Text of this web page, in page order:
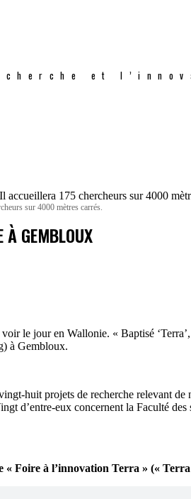
et
sur 4000 mètres carrés.
À GEMBLOUX
le jour en Wallonie. « Baptisé
à Gembloux.
huit projets de recherche relevant de
d’entre-eux concernent la Faculté
« Foire à l’innovation Terra » («